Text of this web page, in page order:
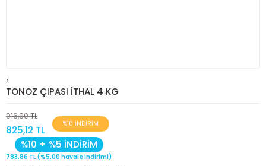
<
TONOZ ÇIPASI İTHAL 4 KG
916,80 TL
825,12 TL
%10 İNDİRİM
%10 + %5 İNDİRİM
783,86 TL (%5,00 havale indirimi)